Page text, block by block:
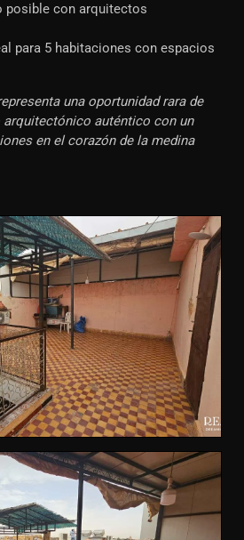
posible con arquitectos
para 5 habitaciones con espacios
una oportunidad rara de
auténtico con un
en el corazón de la medina